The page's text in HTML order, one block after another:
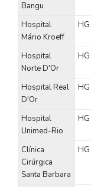
Bangu
Hospital
Mário Kroeff
HG
Hospital
Norte D'Or
HG
Hospital Real
D'Or
HG
Hospital
Unimed-Rio
HG
Clínica
Cirúrgica
Santa Barbara
HG